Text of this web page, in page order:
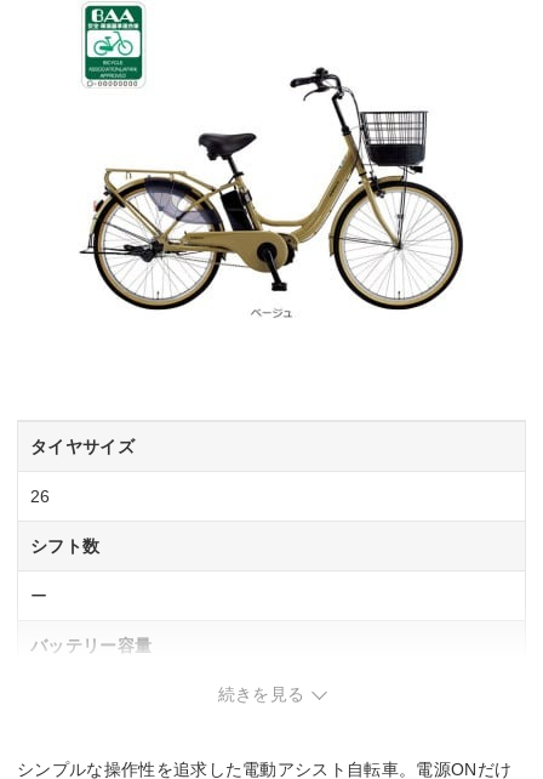
タイヤサイズ
26
シフト数
ー
バッテリー容量
続きを見る
シンプルな操作性を追求した電動アシスト自転車。電源ONだけ